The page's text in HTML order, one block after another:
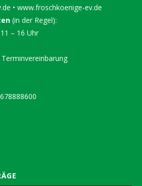
• www.froschkoenige-ev.de
(in der Regel):
– 16 Uhr